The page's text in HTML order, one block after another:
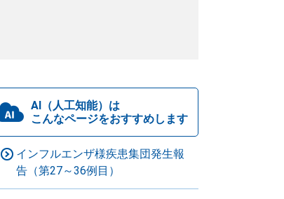
AI（人工知能）は
こんなページをおすすめします
インフルエンザ様疾患集団発生報
告（第27～36例目）